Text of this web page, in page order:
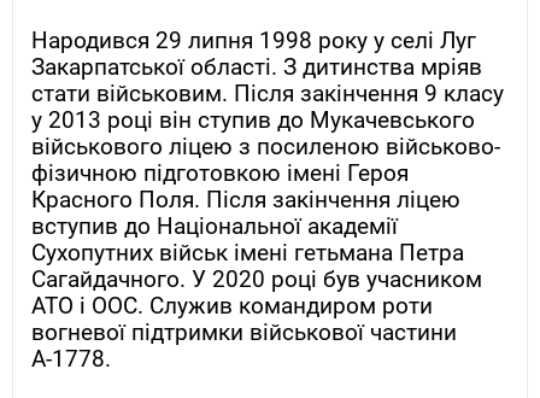
Народився 29 липня 1998 року у селі Луг
Закарпатської області. З дитинства мріяв
стати військовим. Після закінчення 9 класу
у 2013 році він ступив до Мукачевського
військового ліцею з посиленою військово-
фізичною підготовкою імені Героя
Красного Поля. Після закінчення ліцею
вступив до Національної академії
Сухопутних військ імені гетьмана Петра
Сагайдачного. У 2020 році був учасником
АТО і ООС. Служив командиром роти
вогневої підтримки військової частини
А-1778.